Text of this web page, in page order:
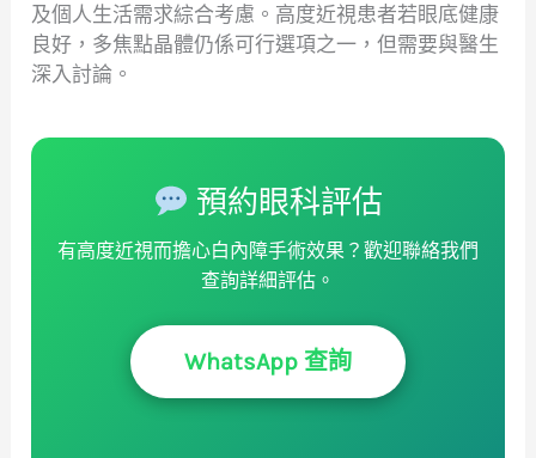
及個人生活需求綜合考慮。高度近視患者若眼底健康
良好，多焦點晶體仍係可行選項之一，但需要與醫生
深入討論。
預約眼科評估
有高度近視而擔心白內障手術效果？歡迎聯絡我們
查詢詳細評估。
WhatsApp 查詢